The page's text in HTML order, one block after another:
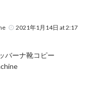
2021年1月14日 at 2:17
バーナ靴コピー